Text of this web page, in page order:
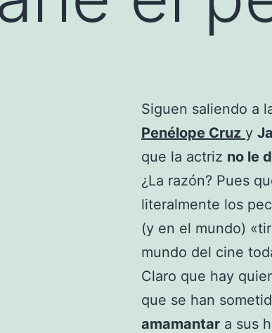
Siguen saliendo a
Penélope Cruz y
que la actriz no le
¿La razón? Pues
literalmente los
(y en el mundo)
mundo del cine
Claro que hay
que se han
amamantar a sus